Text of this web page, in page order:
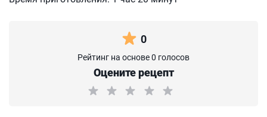
0
Рейтинг на основе 0 голосов
Оцените рецепт